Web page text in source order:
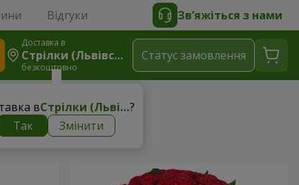
Відгуки Зв’яжіться з нами
Доставка в
Стрілки (Львівський Р-Н)
безкоштовно
в Стрілки (Львівський р-н)?
Так
Змінити
Статус замовлення